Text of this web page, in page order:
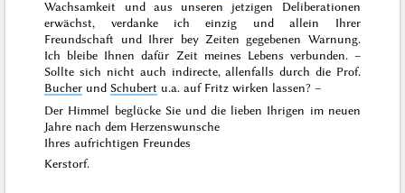
Wachsamkeit und aus unseren jetzigen Deliberationen
erwächst, verdanke ich einzig und allein Ihrer
Freundschaft und Ihrer bey Zeiten gegebenen Warnung.
Ich bleibe Ihnen dafür Zeit meines Lebens verbunden. –
Sollte sich nicht auch indirecte, allenfalls durch die Prof.
Bucher und Schubert u.a. auf Fritz wirken lassen? –
Der Himmel beglücke Sie und die lieben Ihrigen im neuen
Jahre nach dem Herzenswunsche
Ihres aufrichtigen Freundes
Kerstorf.